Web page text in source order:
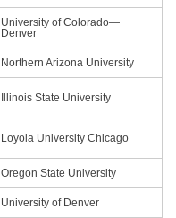
University of Colorado—​
Denver
Northern Arizona University
Illinois State University
Loyola University Chicago
Oregon State University
University of Denver